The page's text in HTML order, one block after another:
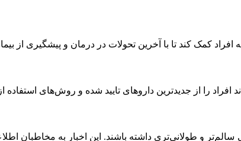
کمک کند تا با آخرین تحولات در درمان و پیشگیری از
را از جدیدترین داروهای تایید شده و روش‌های استفاده
و طولانی‌تری داشته باشند. این اخبار به مخاطبان